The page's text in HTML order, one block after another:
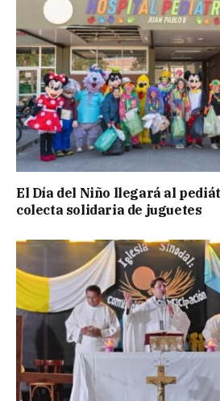
El Día del Niño llegará al
colecta solidaria de juguetes